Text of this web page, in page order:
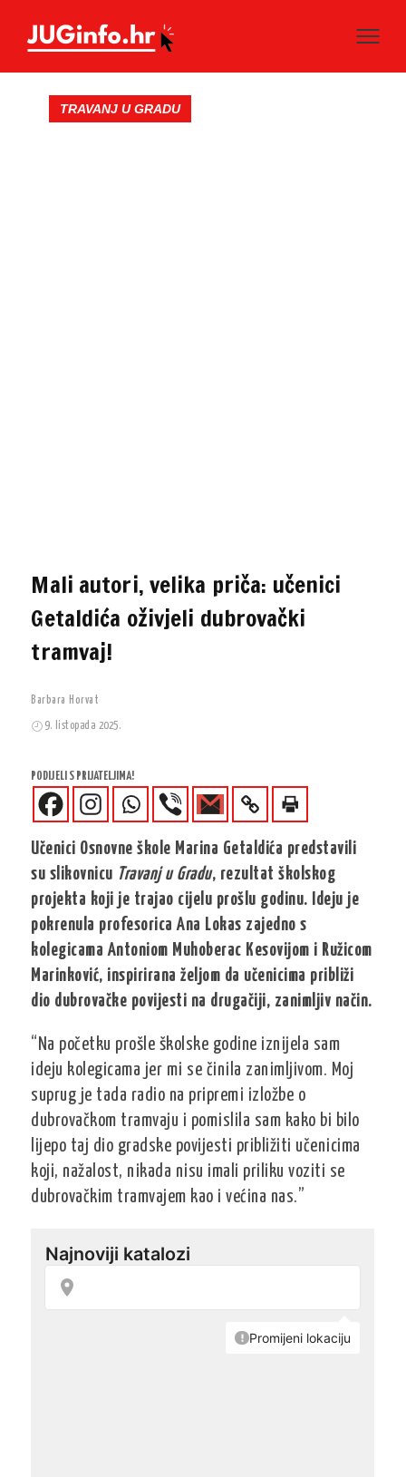
TRAVANJ U GRADU
Mali autori, velika priča: učenici
Getaldića oživjeli dubrovački
tramvaj!
Barbara Horvat
9. listopada 2025.
PODIJELI S PRIJATELJIMA!
Učenici Osnovne škole Marina Getaldića predstavili
su slikovnicu Travanj u Gradu, rezultat školskog
projekta koji je trajao cijelu prošlu godinu. Ideju je
pokrenula profesorica Ana Lokas zajedno s
kolegicama Antoniom Muhoberac Kesovijom i Ružicom
Marinković, inspirirana željom da učenicima približi
dio dubrovačke povijesti na drugačiji, zanimljiv način.
“Na početku prošle školske godine iznijela sam
ideju kolegicama jer mi se činila zanimljivom. Moj
suprug je tada radio na pripremi izložbe o
dubrovačkom tramvaju i pomislila sam kako bi bilo
lijepo taj dio gradske povijesti približiti učenicima
koji, nažalost, nikada nisu imali priliku voziti se
dubrovačkim tramvajem kao i većina nas.”